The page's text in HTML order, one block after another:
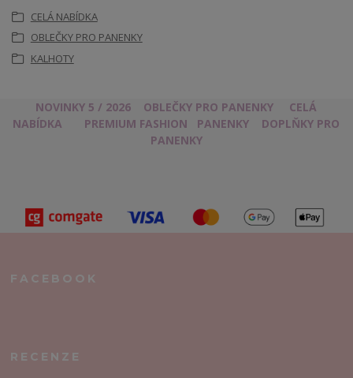
CELÁ NABÍDKA
OBLEČKY PRO PANENKY
KALHOTY
NOVINKY 5 / 2026 OBLEČKY PRO PANENKY
CELÁ
NABÍDKA
PREMIUM FASHION PANENKY
DOPLŇKY PRO
PANENKY
FACEBOOK
RECENZE